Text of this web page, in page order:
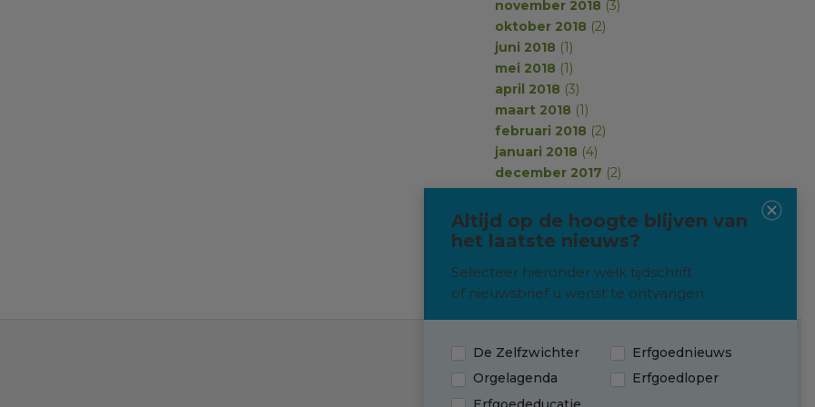
november 2018 (3)
oktober 2018 (2)
juni 2018 (1)
mei 2018 (1)
april 2018 (3)
maart 2018 (1)
februari 2018 (2)
januari 2018 (4)
december 2017 (2)
november 2017(2)
oktober 2017(1)
september 2017(2)
Contact
Altijd op de hoogte blijven van
het laatste nieuws?
Selecteer hieronder welk tijdschrift
of nieuwsbrief u wenst te ontvangen
De Zelfzwichter
Erfgoednieuws
Orgelagenda
Erfgoedloper